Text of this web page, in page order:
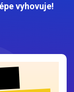
vyhovuje!